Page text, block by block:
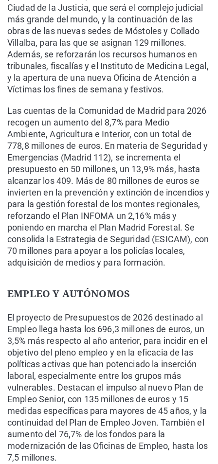
Ciudad de la Justicia, que será el complejo judicial
más grande del mundo, y la continuación de las
obras de las nuevas sedes de Móstoles y Collado
Villalba, para las que se asignan 129 millones.
Además, se reforzarán los recursos humanos en
tribunales, fiscalías y el Instituto de Medicina Legal,
y la apertura de una nueva Oficina de Atención a
Víctimas los fines de semana y festivos.
Las cuentas de la Comunidad de Madrid para 2026
recogen un aumento del 8,7% para Medio
Ambiente, Agricultura e Interior, con un total de
778,8 millones de euros. En materia de Seguridad y
Emergencias (Madrid 112), se incrementa el
presupuesto en 50 millones, un 13,9% más, hasta
alcanzar los 409. Más de 80 millones de euros se
invierten en la prevención y extinción de incendios y
para la gestión forestal de los montes regionales,
reforzando el Plan INFOMA un 2,16% más y
poniendo en marcha el Plan Madrid Forestal. Se
consolida la Estrategia de Seguridad (ESICAM), con
70 millones para apoyar a los policías locales,
adquisición de medios y para formación.
EMPLEO Y AUTÓNOMOS
El proyecto de Presupuestos de 2026 destinado al
Empleo llega hasta los 696,3 millones de euros, un
3,5% más respecto al año anterior, para incidir en el
objetivo del pleno empleo y en la eficacia de las
políticas activas que han potenciado la inserción
laboral, especialmente entre los grupos más
vulnerables. Destacan el impulso al nuevo Plan de
Empleo Senior, con 135 millones de euros y 15
medidas específicas para mayores de 45 años, y la
continuidad del Plan de Empleo Joven. También el
aumento del 76,7% de los fondos para la
modernización de las Oficinas de Empleo, hasta los
7,5 millones.